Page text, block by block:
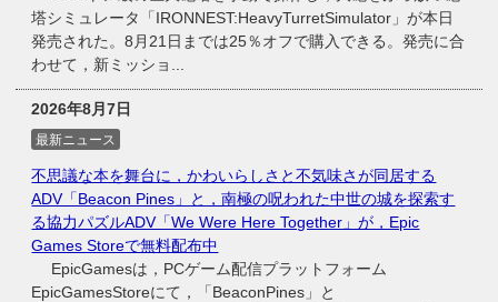
塔シミュレータ「IRONNEST:HeavyTurretSimulator」が本日
発売された。8月21日までは25％オフで購入できる。発売に合
わせて，新ミッショ...
2026年8月7日
最新ニュース
不思議な本を舞台に，かわいらしさと不気味さが同居する
ADV「Beacon Pines」と，南極の呪われた中世の城を探索す
る協力パズルADV「We Were Here Together」が，Epic
Games Storeで無料配布中
EpicGamesは，PCゲーム配信プラットフォーム
EpicGamesStoreにて，「BeaconPines」と